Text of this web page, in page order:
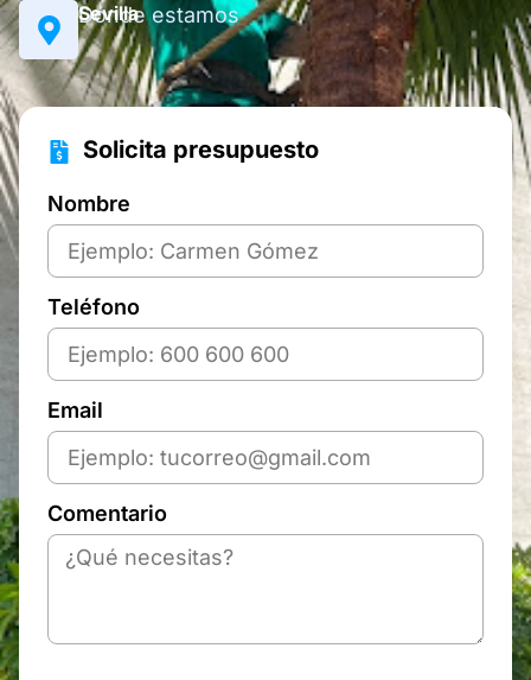
Dónde estamos
Sevilla
Solicita presupuesto
Nombre
Teléfono
Email
Comentario